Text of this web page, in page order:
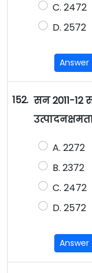
C. 2472
D. 2572
Answer
152. सन 2011-12
A. 2272
B. 2372
C. 2472
D. 2572
Answer